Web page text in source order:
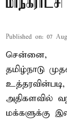
Published on: 07
சென்னை,
தமிழ்நாடு
அதிகளவில்
மக்களுக்கு